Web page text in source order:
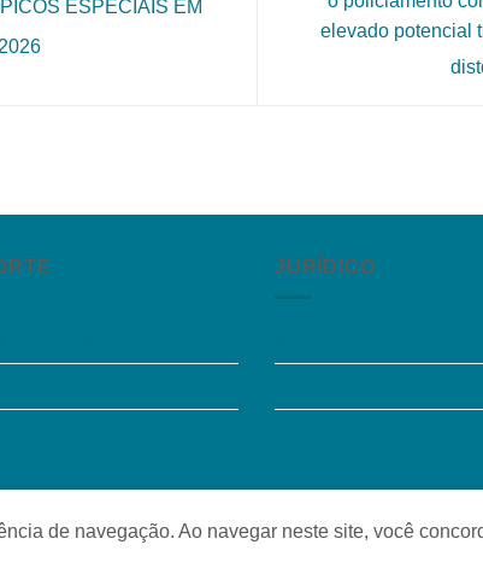
ESPECIAIS EM
elevado potencial
JURÍDICO
de navegação. Ao navegar neste site, você